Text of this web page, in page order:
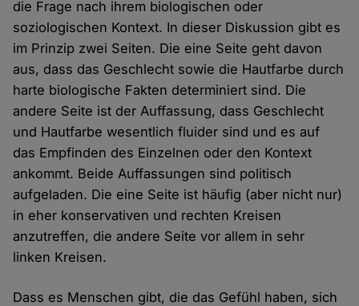
die Frage nach ihrem biologischen oder
soziologischen Kontext. In dieser Diskussion gibt es
im Prinzip zwei Seiten. Die eine Seite geht davon
aus, dass das Geschlecht sowie die Hautfarbe durch
harte biologische Fakten determiniert sind. Die
andere Seite ist der Auffassung, dass Geschlecht
und Hautfarbe wesentlich fluider sind und es auf
das Empfinden des Einzelnen oder den Kontext
ankommt. Beide Auffassungen sind politisch
aufgeladen. Die eine Seite ist häufig (aber nicht nur)
in eher konservativen und rechten Kreisen
anzutreffen, die andere Seite vor allem in sehr
linken Kreisen.
Dass es Menschen gibt, die das Gefühl haben, sich